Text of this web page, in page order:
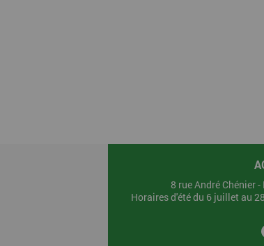
8 rue André Chénier
Horaires d'été du 6 juillet au